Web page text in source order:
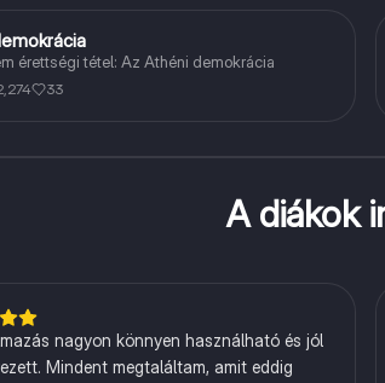
érettségi tétel: Az Athéni demokrácia
33
A diákok
nagyon könnyen használható és jól
Mindent megtaláltam, amit eddig